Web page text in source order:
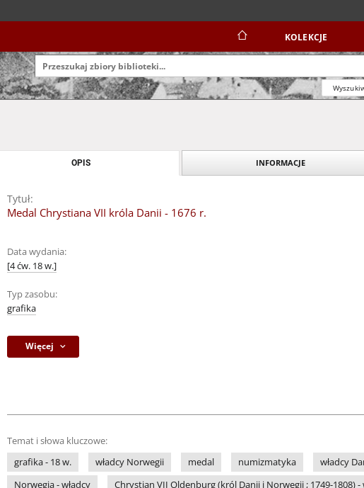
KOLEKCJE
OPIS INFORMACJE
Tytuł:
Medal Chrystiana VII króla Danii - 1676 r.
Data wydania:
[4 ćw. 18 w.]
Typ zasobu:
grafika
Więcej
Temat i słowa kluczowe:
grafika - 18 w.
władcy Norwegii medal numizmatyka władcy
Norwegia - władcy
Chrystian VII Oldenburg (król Danii i Norwegii ; 1749-1808)